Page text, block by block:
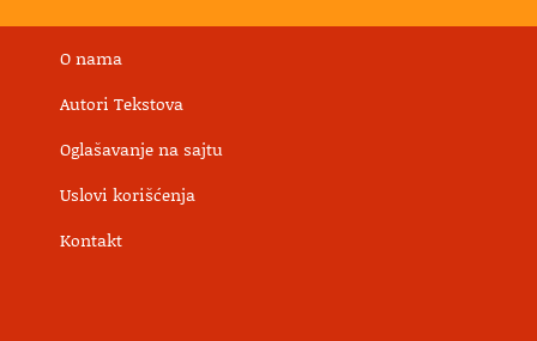
O nama
Autori Tekstova
Oglašavanje na sajtu
Uslovi korišćenja
Kontakt